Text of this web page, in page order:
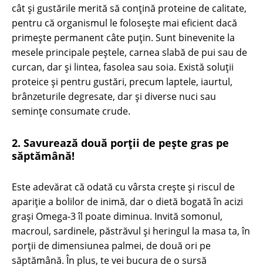
cât și gustările merită să conțină proteine de calitate,
pentru că organismul le folosește mai eficient dacă
primește permanent câte puţin. Sunt binevenite la
mesele principale peștele, carnea slabă de pui sau de
curcan, dar și lintea, fasolea sau soia. Există soluții
proteice și pentru gustări, precum laptele, iaurtul,
brânzeturile degresate, dar şi diverse nuci sau
semințe consumate crude.
2. Savurează două porții de pește gras pe
săptămână!
Este adevărat că odată cu vârsta crește și riscul de
apariție a bolilor de inimă, dar o dietă bogată în acizi
grași Omega-3 îl poate diminua. Invită somonul,
macroul, sardinele, păstrăvul și heringul la masa ta, în
porții de dimensiunea palmei, de două ori pe
săptămână. În plus, te vei bucura de o sursă